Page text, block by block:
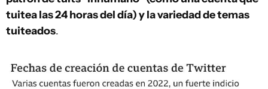
tuitea las 24 horas del día) y la variedad de temas
tuiteados.